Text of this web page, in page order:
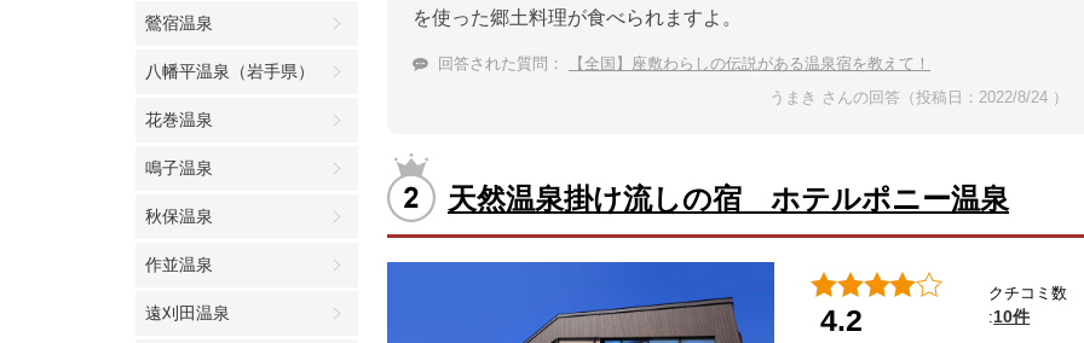
鶯宿温泉
八幡平温泉（岩手県）
花巻温泉
鳴子温泉
秋保温泉
作並温泉
遠刈田温泉
を使った郷土料理が食べられますよ。
回答された質問： 【全国】座敷わらしの伝説がある温泉宿を教えて！
うまき さんの回答（投稿日：2022/8/24 ）
天然温泉掛け流しの宿 ホテルポニー温泉
4.2
クチコミ数
:10件